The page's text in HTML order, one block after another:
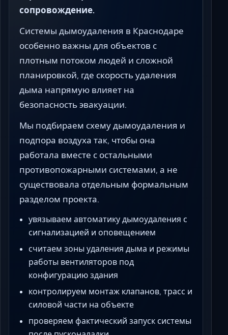
сопровождение.
Системы дымоудаления в Краснодаре
особенно важны для объектов с
плотным потоком людей и сложной
планировкой, где скорость удаления
дыма напрямую влияет на
безопасность эвакуации.
Мы подбираем схему дымоудаления и
подпора воздуха так, чтобы она
работала вместе с остальными
противопожарными системами, а не
существовала отдельным формальным
разделом проекта.
увязываем автоматику дымоудаления с
сигнализацией и оповещением
считаем зоны удаления дыма и режимы
работы вентиляторов под
конфигурацию здания
контролируем монтаж клапанов, трасс и
силовой части на объекте
проверяем фактический запуск системы